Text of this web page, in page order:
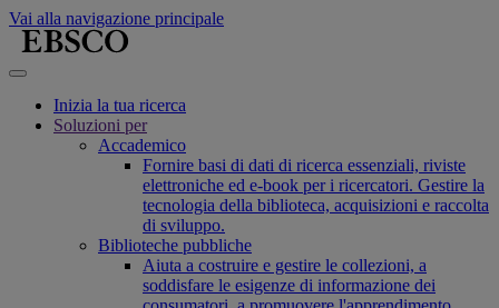
Vai alla navigazione principale
Inizia la tua ricerca
Soluzioni per
Accademico
Fornire basi di dati di ricerca essenziali, riviste
elettroniche ed e-book per i ricercatori. Gestire la
tecnologia della biblioteca, acquisizioni e raccolta
di sviluppo.
Biblioteche pubbliche
Aiuta a costruire e gestire le collezioni, a
soddisfare le esigenze di informazione dei